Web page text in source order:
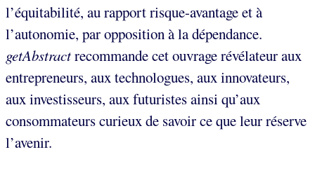
l’équitabilité, au rapport risque-avantage et à
l’autonomie, par opposition à la dépendance.
getAbstractrecommande cet ouvrage révélateur aux
entrepreneurs, aux technologues, aux innovateurs,
aux investisseurs, aux futuristes ainsi qu’aux
consommateurs curieux de savoir ce que leur réserve
l’avenir.